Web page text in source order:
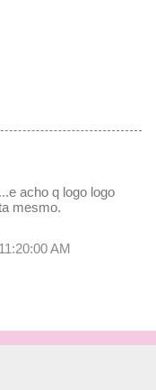
acho q logo logo
mesmo.
AM